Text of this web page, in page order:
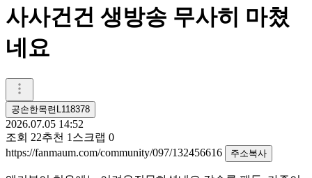
사사건건 생방송 무사히 마쳤
네요
공손한목련L118378
2026.07.05 14:52
조회 22추천 1 스크랩 0
https://fanmaum.com/community/097/132456616
주소복사